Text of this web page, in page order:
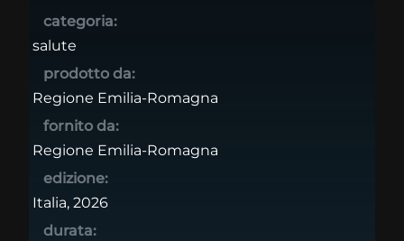
categoria:
salute
prodotto da:
Regione Emilia-Romagna
fornito da:
Regione Emilia-Romagna
edizione:
Italia, 2026
durata: